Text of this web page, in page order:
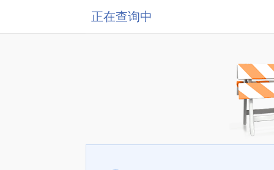
正在查询中